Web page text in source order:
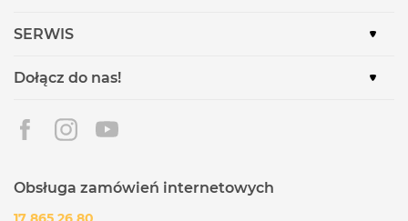
SERWIS
Dołącz do nas!
Obsługa zamówień internetowych